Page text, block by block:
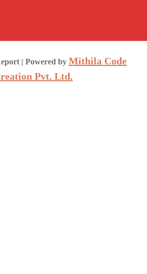
| Powered by Mithila Code
Pvt. Ltd.